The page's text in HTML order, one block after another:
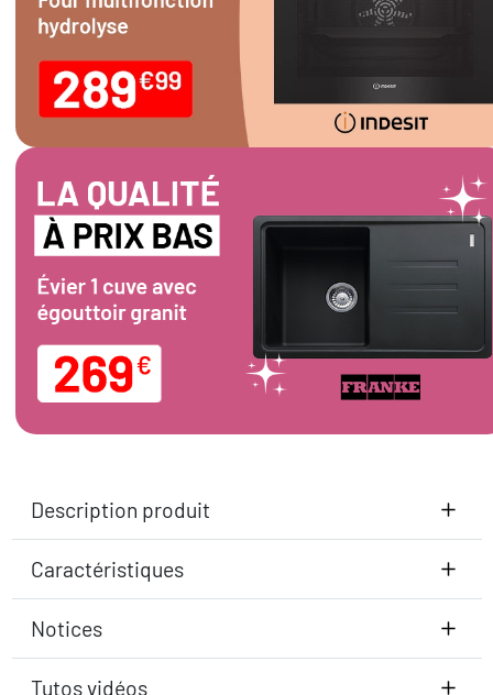
Description produit
Caractéristiques
Notices
Tutos vidéos